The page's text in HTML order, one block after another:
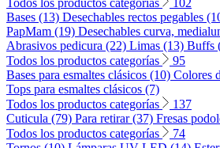
Bases (13) Desechables rectos pegables
PapMam (19) Desechables curva,
Abrasivos pedicura (22) Limas (13) Buffs
Todos los productos categorías
95
Bases para esmaltes clásicos (10) Colores
Tops para esmaltes clásicos (7)
Todos los productos categorías
137
Cuticula (79) Para retirar (37) Fresas
Todos los productos categorías
74